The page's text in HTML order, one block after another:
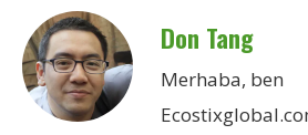
Don Tang
Merhaba, ben